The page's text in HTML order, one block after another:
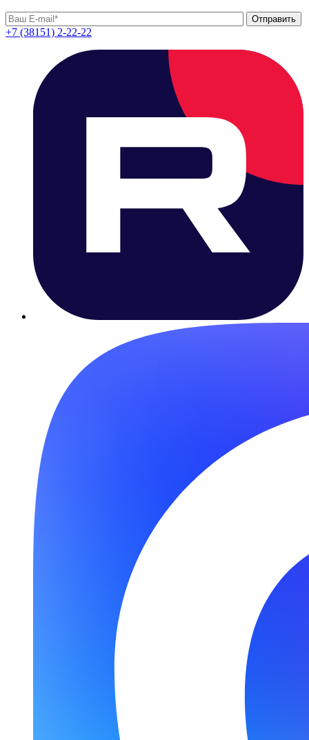
+7 (38151) 2-22-22